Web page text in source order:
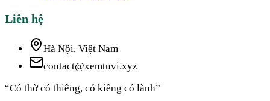
Liên hệ
Hà Nội, Việt Nam
contact@xemtuvi.xyz
“Có thờ có thiêng, có kiêng có lành”